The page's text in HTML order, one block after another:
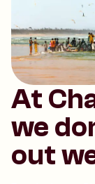
At
we
out